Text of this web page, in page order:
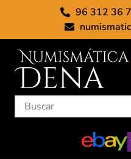
96 312 36